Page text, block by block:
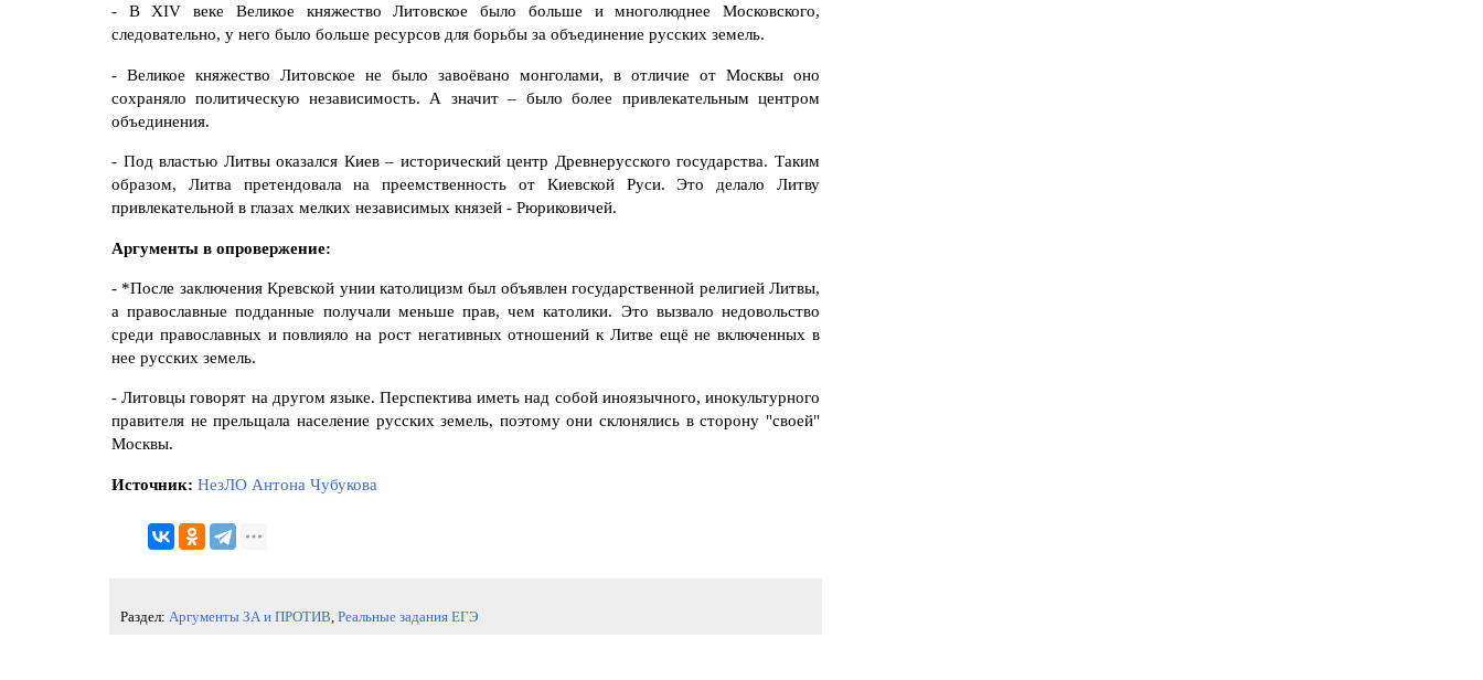
- В XIV веке Великое княжество Литовское было больше и многолюднее Московского,
следовательно, у него было больше ресурсов для борьбы за объединение русских земель.
- Великое княжество Литовское не было завоёвано монголами, в отличие от Москвы оно
сохраняло политическую независимость. А значит – было более привлекательным центром
объединения.
- Под властью Литвы оказался Киев – исторический центр Древнерусского государства. Таким
образом, Литва претендовала на преемственность от Киевской Руси. Это делало Литву
привлекательной в глазах мелких независимых князей - Рюриковичей.
Аргументы в опровержение:
- *После заключения Кревской унии католицизм был объявлен государственной религией Литвы,
а православные подданные получали меньше прав, чем католики. Это вызвало недовольство
среди православных и повлияло на рост негативных отношений к Литве ещё не включенных в
нее русских земель.
- Литовцы говорят на другом языке. Перспектива иметь над собой иноязычного, инокультурного
правителя не прельщала население русских земель, поэтому они склонялись в сторону "своей"
Москвы.
Источник: НезЛО Антона Чубукова
Раздел: Аргументы ЗА и ПРОТИВ, Реальные задания ЕГЭ